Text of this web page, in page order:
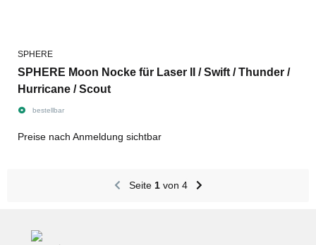
SPHERE
SPHERE Moon Nocke für Laser II / Swift / Thunder /
Hurricane / Scout
bestellbar
Preise nach Anmeldung sichtbar
Seite 1von 4